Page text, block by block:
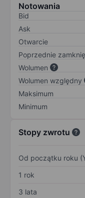
Notowania
Bid
Ask
Otwarcie
Poprzednie
Wolumen
Wolumen względny
Maksimum
Minimum
Stopy zwrotu
Od początku roku
1 rok
3 lata